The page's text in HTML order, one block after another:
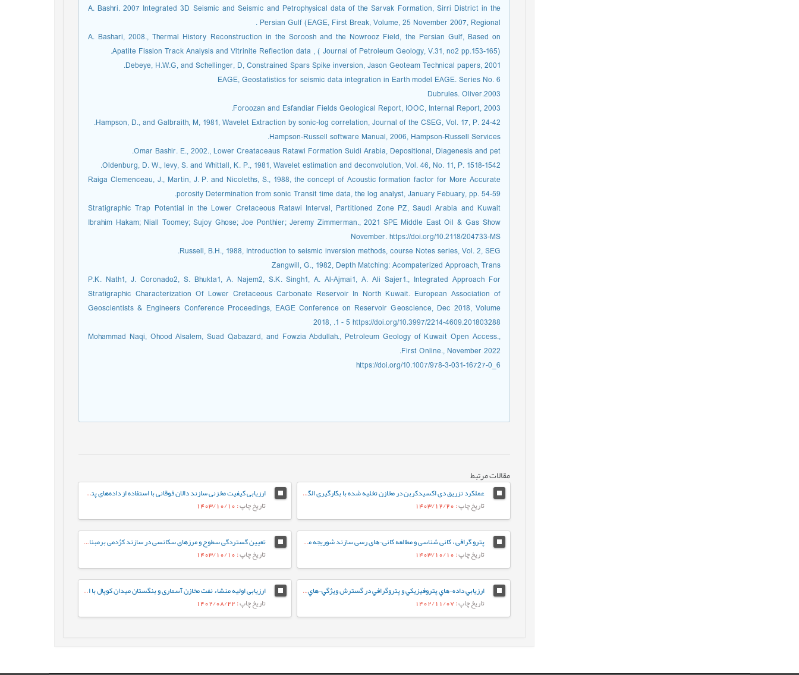
A. Bashri. 2007 Integrated 3D Seismic and Seismic and Petrophysical data of the Sarvak Formation, Sirri District in the
Persian Gulf (EAGE, First Break, Volume, 25 November 2007, Regional .
A. Bashari, 2008., Thermal History Reconstruction in the Soroosh and the Nowrooz Field, the Persian Gulf, Based on
Apatite Fission Track Analysis and Vitrinite Reflection data , ( Journal of Petroleum Geology, V.31, no2 pp.153-165).
Debeye, H.W.G, and Schellinger, D, Constrained Spars Spike inversion, Jason Geoteam Technical papers, 2001.
EAGE, Geostatistics for seismic data integration in Earth model EAGE. Series No. 6
Dubrules. Oliver.2003
Foroozan and Esfandiar Fields Geological Report, IOOC, Internal Report, 2003.
Hampson, D., and Galbraith, M, 1981, Wavelet Extraction by sonic-log correlation, Journal of the CSEG, Vol. 17, P. 24-42.
Hampson-Russell software Manual, 2006, Hampson-Russell Services.
Omar Bashir. E., 2002., Lower Creataceaus Ratawi Formation Suidi Arabia, Depositional, Diagenesis and pet.
Oldenburg, D. W., levy, S. and Whittall, K. P., 1981, Wavelet estimation and deconvolution, Vol. 46, No. 11, P. 1518-1542.
Raiga Clemenceau, J., Martin, J. P. and Nicoleths, S., 1988, the concept of Acoustic formation factor for More Accurate
porosity Determination from sonic Transit time data, the log analyst, January Febuary, pp. 54-59.
Stratigraphic Trap Potential in the Lower Cretaceous Ratawi Interval, Partitioned Zone PZ, Saudi Arabia and Kuwait
Ibrahim Hakam; Niall Toomey; Sujoy Ghose; Joe Ponthier; Jeremy Zimmerman., 2021 SPE Middle East Oil & Gas Show
November. https://doi.org/10.2118/204733-MS
Russell, B.H., 1988, Introduction to seismic inversion methods, course Notes series, Vol. 2, SEG.
Zangwill, G., 1982, Depth Matching: Acompaterized Approach, Trans
P.K. Nath1, J. Coronado2, S. Bhukta1, A. Najem2, S.K. Singh1, A. Al-Ajmai1, A. Ali Sajer1., Integrated Approach For
Stratigraphic Characterization Of Lower Cretaceous Carbonate Reservoir In North Kuwait. European Association of
Geoscientists & Engineers Conference Proceedings, EAGE Conference on Reservoir Geoscience, Dec 2018, Volume
2018, .1 - 5 https://doi.org/10.3997/2214-4609.201803288
Mohammad Naqi, Ohood Alsalem, Suad Qabazard, and Fowzia Abdullah., Petroleum Geology of Kuwait Open Access.,
First Online., November 2022.
https://doi.org/10.1007/978-3-031-16727-0_6
مقالات مرتبط
عملکرد تزریق دی اکسیدکربن در مخازن تخلیه شده با بکارگیری الگوریتم های شبکه عصبی
تاریخ چاپ: 1403/12/20
ارزیابی کیفیت مخزنی سازند دالان فوقانی با استفاده از داده‌های پتروفیزیکی در یکی از میادین گازی جنوب ایران
تاریخ چاپ: 1403/10/10
پترو گرافی ، کانی شناسی و مطالعه کانی¬های رسی سازند شوریجه میدان گنبدلی و تاثیر آن بر ویژه گی های مخزن
تاریخ چاپ: 1403/10/10
تعیین گستردگی سطوح و مرزهای سکانسی در سازند کژدمی برمبنای چینه نگاری سکانسی لرزه ای
تاریخ چاپ: 1403/10/10
ارزيابي داده¬هاي پتروفيزيکي و پتروگرافي در گسترش ويژگي¬هاي مخزني سازند سروک در شمال غرب خليج فارس
تاریخ چاپ: 1402/11/07
ارزیابی اولیه منشاء نفت مخازن آسماری و بنگستان میدان کوپال با استفاده از داده های ایزوتوپی و ژئوشیمیایی
تاریخ چاپ: 1402/08/22